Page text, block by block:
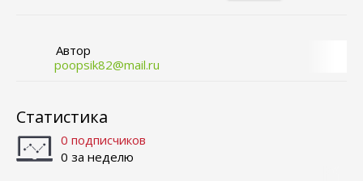
Автор
poopsik82@mail.ru
Статистика
0 подписчиков
0 за неделю